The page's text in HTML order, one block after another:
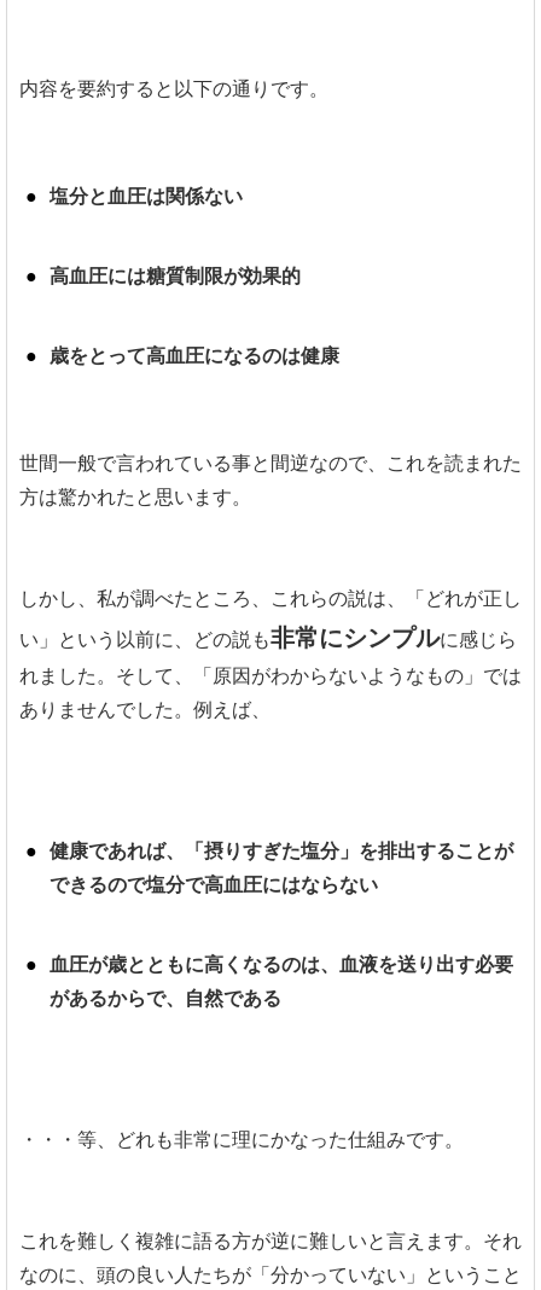
内容を要約すると以下の通りです。
塩分と血圧は関係ない
高血圧には糖質制限が効果的
歳をとって高血圧になるのは健康
世間一般で言われている事と間逆なので、これを読まれた
方は驚かれたと思います。
しかし、私が調べたところ、これらの説は、「どれが正し
い」という以前に、どの説も非常にシンプルに感じら
れました。そして、「原因がわからないようなもの」では
ありませんでした。例えば、
健康であれば、「摂りすぎた塩分」を排出することが
できるので塩分で高血圧にはならない
血圧が歳とともに高くなるのは、血液を送り出す必要
があるからで、自然である
・・・等、どれも非常に理にかなった仕組みです。
これを難しく複雑に語る方が逆に難しいと言えます。それ
なのに、頭の良い人たちが「分かっていない」ということ